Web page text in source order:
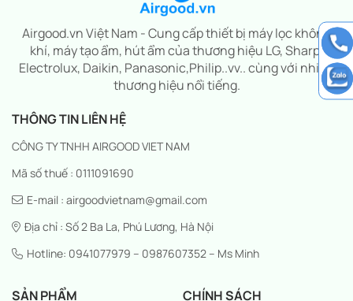
Airgood.vn Việt Nam - Cung cấp thiết bị máy lọc không
khí, máy tạo ẩm, hút ẩm của thương hiệu LG, Sharp,
Electrolux, Daikin, Panasonic,Philip..vv.. cùng với nhiều
thương hiệu nổi tiếng.
THÔNG TIN LIÊN HỆ
CÔNG TY TNHH AIRGOOD VIET NAM
Mã số thuế : 0111091690
E-mail : airgoodvietnam@gmail.com
Địa chỉ : Số 2 Ba La, Phú Lương, Hà Nội
Hotline: 0941077979 – 0987607352 – Ms Minh
SẢN PHẨM CHÍNH SÁCH